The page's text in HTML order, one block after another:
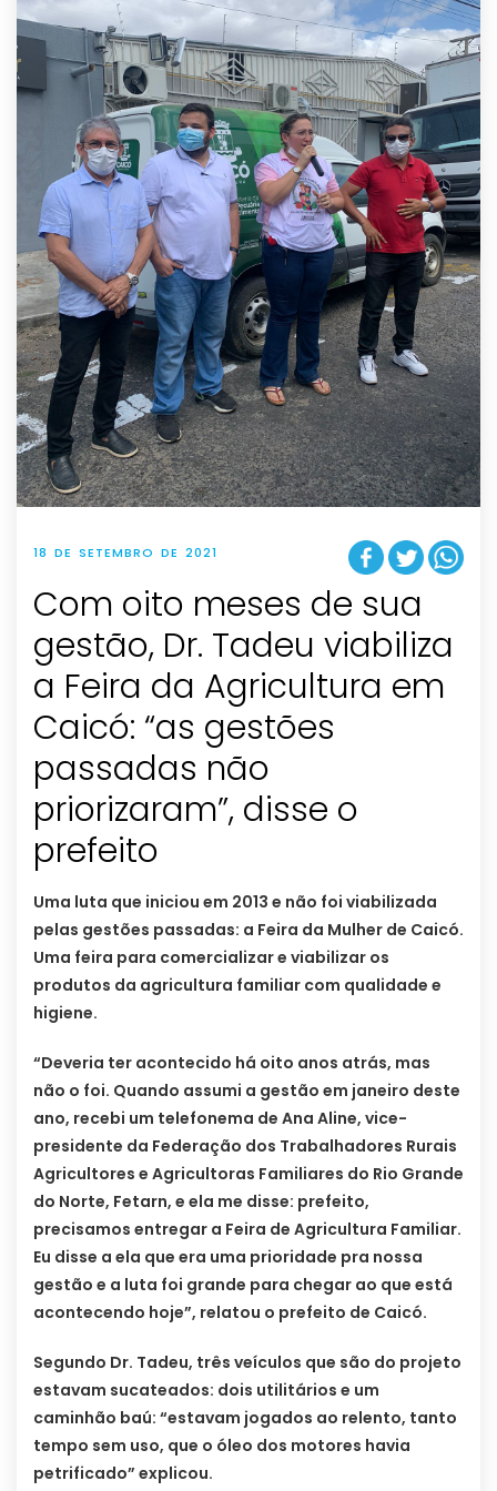
18 DE SETEMBRO DE 2021
Com oito meses de sua
gestão, Dr. Tadeu viabiliza
a Feira da Agricultura em
Caicó: “as gestões
passadas não
priorizaram”, disse o
prefeito
Uma luta que iniciou em 2013 e não foi viabilizada
pelas gestões passadas: a Feira da Mulher de Caicó.
Uma feira para comercializar e viabilizar os
produtos da agricultura familiar com qualidade e
higiene.
“Deveria ter acontecido há oito anos atrás, mas
não o foi. Quando assumi a gestão em janeiro deste
ano, recebi um telefonema de Ana Aline, vice-
presidente da Federação dos Trabalhadores Rurais
Agricultores e Agricultoras Familiares do Rio Grande
do Norte, Fetarn, e ela me disse: prefeito,
precisamos entregar a Feira de Agricultura Familiar.
Eu disse a ela que era uma prioridade pra nossa
gestão e a luta foi grande para chegar ao que está
acontecendo hoje”, relatou o prefeito de Caicó.
Segundo Dr. Tadeu, três veículos que são do projeto
estavam sucateados: dois utilitários e um
caminhão baú: “estavam jogados ao relento, tanto
tempo sem uso, que o óleo dos motores havia
petrificado” explicou.